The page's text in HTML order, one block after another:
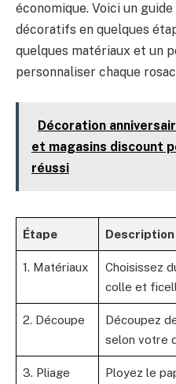
économique. Voici un
décoratifs en quelques
quelques matériaux et un
personnaliser chaque
Décoration
et magasins discount
réussi
Étape Description
1. Matériaux
Choisissez
colle et
2. Découpe
Découpez
selon votre
3. Pliage
Ployez le